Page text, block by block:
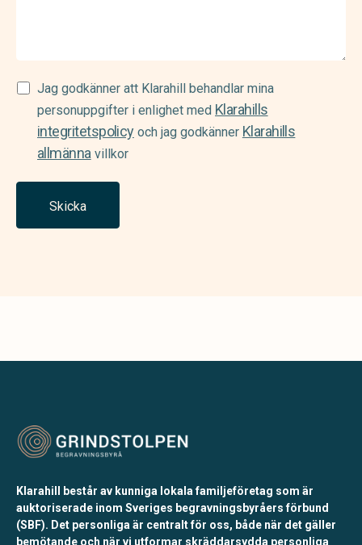
Samtycke
(Required)
Jag godkänner att Klarahill behandlar mina
personuppgifter i enlighet med Klarahills
integritetspolicyoch jag godkänner Klarahills
allmännavillkor
Skicka
Klarahill består av kunniga lokala familjeföretag som är
auktoriserade inom Sveriges begravningsbyråers förbund
(SBF). Det personliga är centralt för oss, både när det gäller
bemötande och när vi utformar skräddarsydda personliga